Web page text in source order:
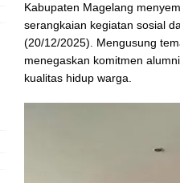
Kabupaten Magelang
serangkaian kegiatan sosial
(20/12/2025). Mengusung
menegaskan komitmen
kualitas hidup warga.